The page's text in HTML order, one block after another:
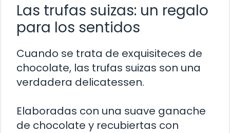
Las trufas suizas: un regalo
para los sentidos
Cuando se trata de exquisiteces de
chocolate, las trufas suizas son una
verdadera delicatessen.
Elaboradas con una suave ganache
de chocolate y recubiertas con